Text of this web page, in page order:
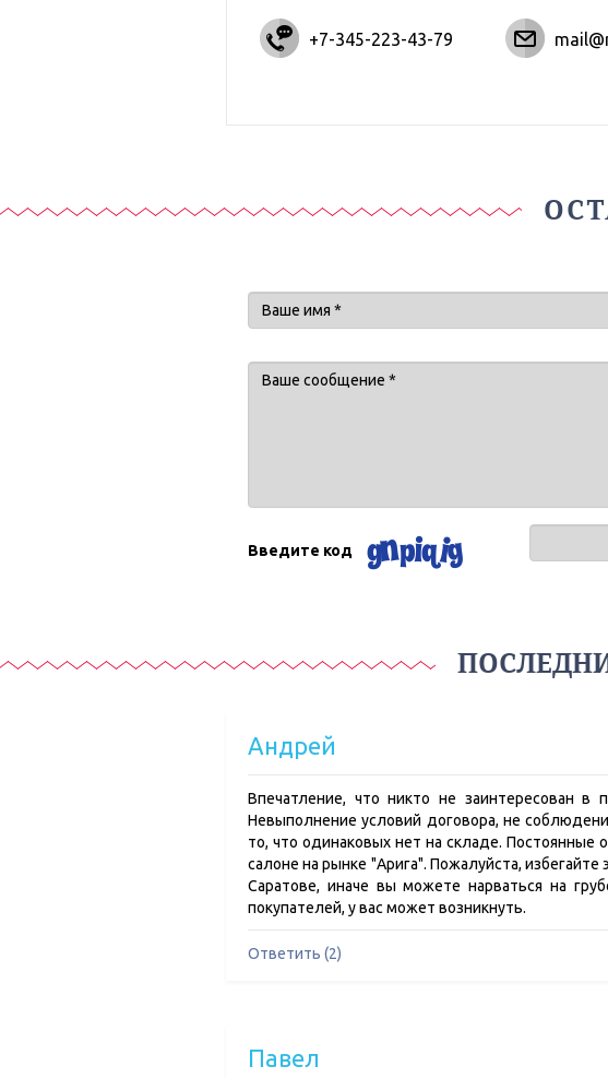
+7-345-223-43-79
Введите код
Андрей
Впечатление, что никто не заинтересован
Невыполнение условий договора, не
то, что одинаковых нет на складе. Постоянные
салоне на рынке "Арига". Пожалуйста,
Саратове, иначе вы можете нарваться на
покупателей, у вас может возникнуть.
Ответить (2)
Павел